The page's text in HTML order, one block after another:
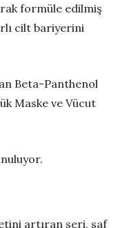
formüle edilmiş
cilt bariyerini
Beta-Panthenol
Maske ve Vücut
artıran seri, saf